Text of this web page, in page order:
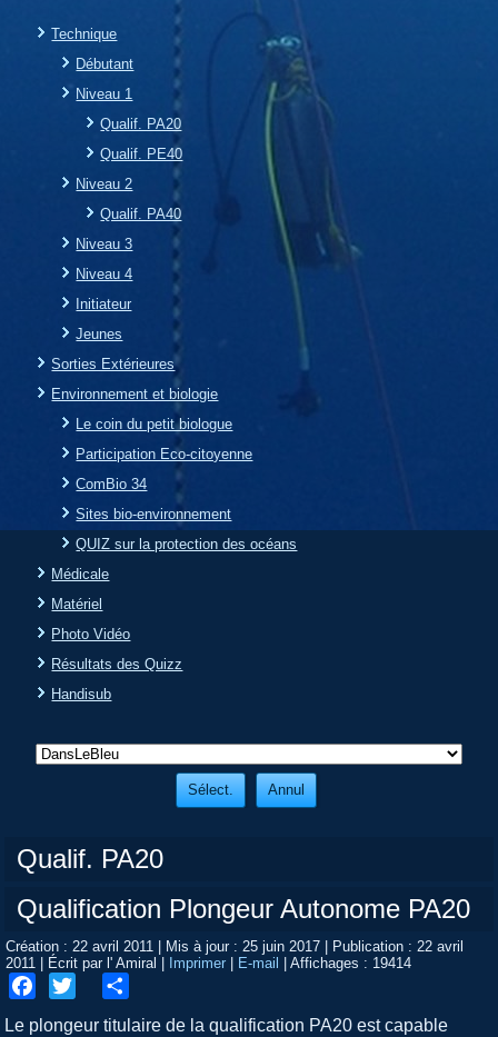
Technique
Débutant
Niveau 1
Qualif. PA20
Qualif. PE40
Niveau 2
Qualif. PA40
Niveau 3
Niveau 4
Initiateur
Jeunes
Sorties Extérieures
Environnement et biologie
Le coin du petit biologue
Participation Eco-citoyenne
ComBio 34
Sites bio-environnement
QUIZ sur la protection des océans
Médicale
Matériel
Photo Vidéo
Résultats des Quizz
Handisub
Qualif. PA20
Qualification Plongeur Autonome PA20
Création : 22 avril 2011 | Mis à jour : 25 juin 2017 | Publication : 22 avril
2011 | Écrit par l' Amiral | Imprimer | E-mail |Affichages : 19414
Le plongeur titulaire de la qualification PA20 est capable